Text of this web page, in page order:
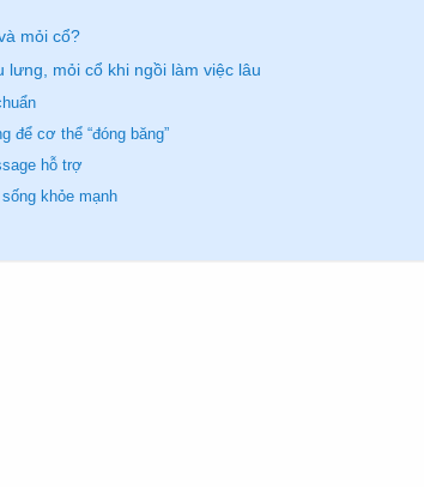
mỏi cổ?
mỏi cổ khi ngồi làm việc lâu
để cơ thể “đóng băng”
hỗ trợ
khỏe mạnh